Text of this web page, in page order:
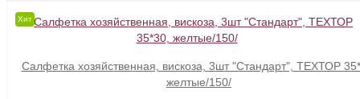
Хит
Салфетка хозяйственная, вискоза, 3шт "Стандарт", ТЕХТОР
желтые/150/